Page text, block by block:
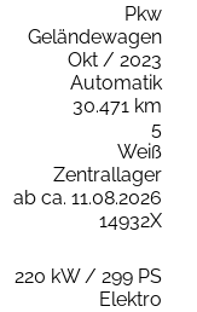
Pkw
Geländewagen
Okt / 2023
Automatik
30.471 km
5
Weiß
Zentrallager
ab ca. 11.08.2026
14932X
220 kW / 299 PS
Elektro